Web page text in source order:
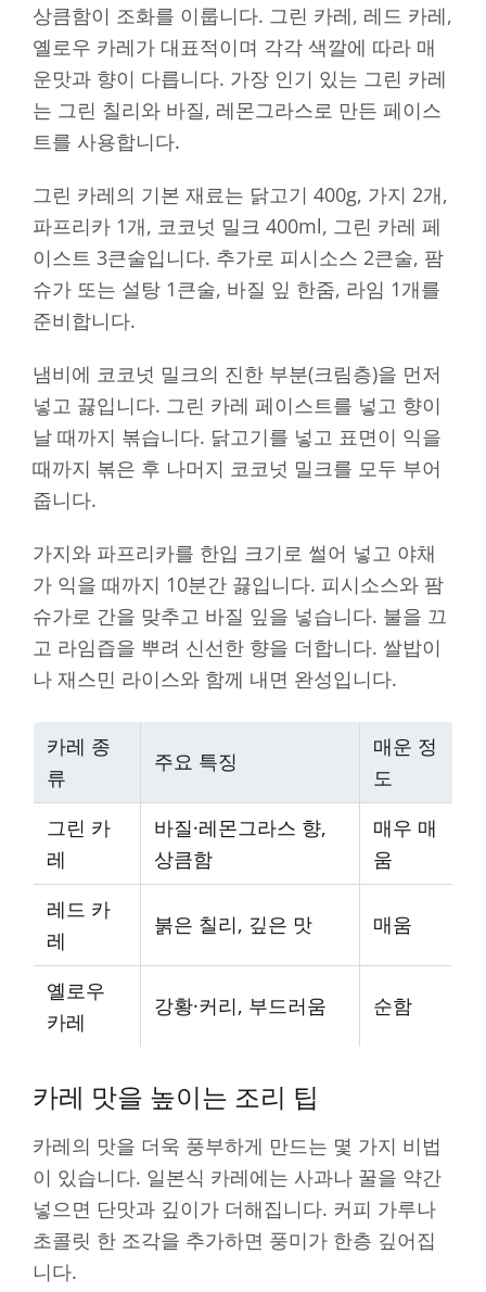
상큼함이 조화를 이룹니다. 그린 카레, 레드 카레,
옐로우 카레가 대표적이며 각각 색깔에 따라 매
운맛과 향이 다릅니다. 가장 인기 있는 그린 카레
는 그린 칠리와 바질, 레몬그라스로 만든 페이스
트를 사용합니다.
그린 카레의 기본 재료는 닭고기 400g, 가지 2개,
파프리카 1개, 코코넛 밀크 400ml, 그린 카레 페
이스트 3큰술입니다. 추가로 피시소스 2큰술, 팜
슈가 또는 설탕 1큰술, 바질 잎 한줌, 라임 1개를
준비합니다.
냄비에 코코넛 밀크의 진한 부분(크림층)을 먼저
넣고 끓입니다. 그린 카레 페이스트를 넣고 향이
날 때까지 볶습니다. 닭고기를 넣고 표면이 익을
때까지 볶은 후 나머지 코코넛 밀크를 모두 부어
줍니다.
가지와 파프리카를 한입 크기로 썰어 넣고 야채
가 익을 때까지 10분간 끓입니다. 피시소스와 팜
슈가로 간을 맞추고 바질 잎을 넣습니다. 불을 끄
고 라임즙을 뿌려 신선한 향을 더합니다. 쌀밥이
나 재스민 라이스와 함께 내면 완성입니다.
카레 종
류
주요 특징
매운 정
도
그린 카
레
바질·레몬그라스 향,
상큼함
매우 매
움
레드 카
레
붉은 칠리, 깊은 맛 매움
옐로우
카레
강황·커리, 부드러움 순함
카레 맛을 높이는 조리 팁
카레의 맛을 더욱 풍부하게 만드는 몇 가지 비법
이 있습니다. 일본식 카레에는 사과나 꿀을 약간
넣으면 단맛과 깊이가 더해집니다. 커피 가루나
초콜릿 한 조각을 추가하면 풍미가 한층 깊어집
니다.